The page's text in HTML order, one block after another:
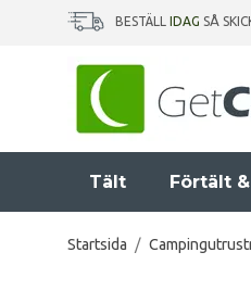
BESTÄLL IDAG SÅ
Tält Förtält
Startsida /